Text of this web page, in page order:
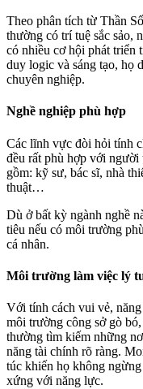
Theo phân tích từ Thần
thường có trí tuệ sắc sảo,
có nhiều cơ hội phát triển
duy logic và sáng tạo, họ
chuyên nghiệp.
Nghề nghiệp phù hợp
Các lĩnh vực đòi hỏi tính
đều rất phù hợp với người
gồm: kỹ sư, bác sĩ, nhà
thuật…
Dù ở bất kỳ ngành nghề
tiêu nếu có môi trường
cá nhân.
Môi trường làm việc lý
Với tính cách vui vẻ,
môi trường công sở gò
thường tìm kiếm những
năng tài chính rõ ràng.
túc khiến họ không
xứng với năng lực.